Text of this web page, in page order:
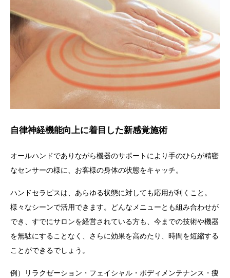
自律神経機能向上に着目した新感覚施術
オールハンドでありながら機器のサポートにより手のひらが精密
なセンサーの様に、お客様の身体の状態をキャッチ。
ハンドセラピスは、あらゆる状態に対しても応用が利くこと。
様々なシーンで活用できます。
どんなメニューとも組み合わせが
でき、すでにサロンを経営されている方も、今までの技術や機器
を無駄にすることなく、さらに効果を高めたり、時間を短縮する
ことができるでしょう。
例）リラクゼーション・フェイシャル・ボディメンテナンス・痩